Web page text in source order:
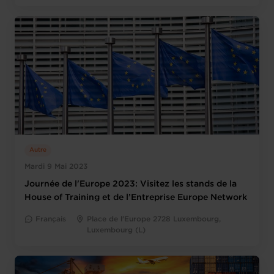
Mardi 9 Mai 2023
Autre
Journée de l'Europe 2023: Visitez les stands de la
House of Training et de l’Entreprise Europe Network
Français
Place de l'Europe 2728 Luxembourg,
Luxembourg (L)